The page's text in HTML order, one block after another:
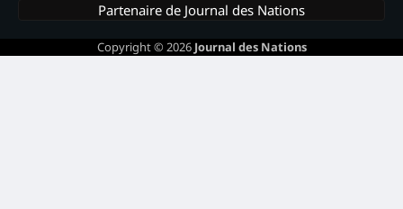
Partenaire de Journal des Nations
Copyright © 2026 Journal des Nations